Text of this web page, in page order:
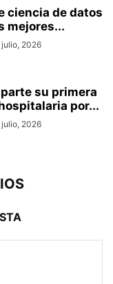
ciencia de datos
mejores...
julio, 2026
su primera
por...
julio, 2026